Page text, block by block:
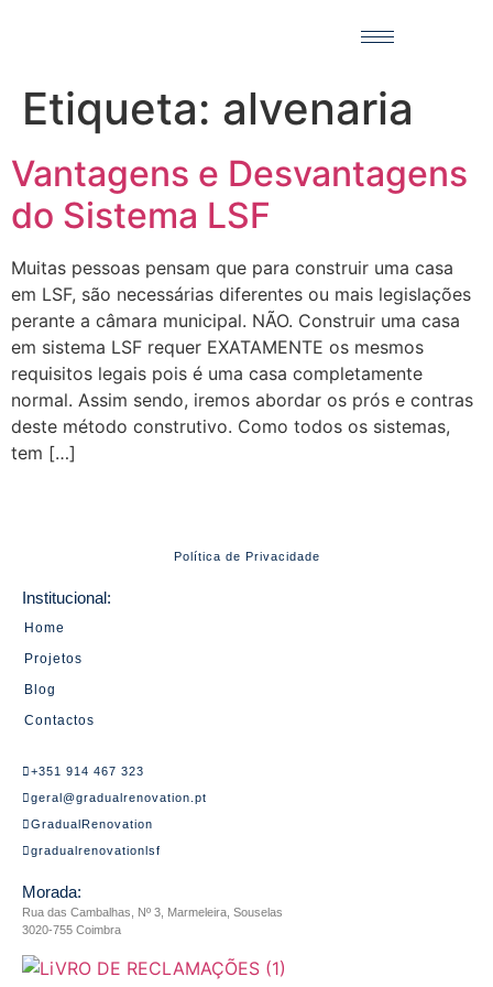
Etiqueta: alvenaria
Vantagens e Desvantagens
do Sistema LSF
Muitas pessoas pensam que para construir uma casa
em LSF, são necessárias diferentes ou mais legislações
perante a câmara municipal. NÃO. Construir uma casa
em sistema LSF requer EXATAMENTE os mesmos
requisitos legais pois é uma casa completamente
normal. Assim sendo, iremos abordar os prós e contras
deste método construtivo. Como todos os sistemas,
tem […]
Política de Privacidade
Institucional:
Home
Projetos
Blog
Contactos
+351 914 467 323
geral@gradualrenovation.pt
GradualRenovation
gradualrenovationlsf
Morada:
Rua das Cambalhas, Nº 3, Marmeleira, Souselas
3020-755 Coimbra